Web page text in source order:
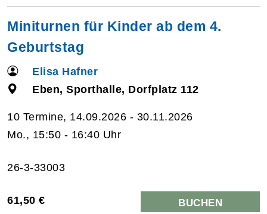
Miniturnen für Kinder ab dem 4.
Geburtstag
Elisa Hafner
Eben, Sporthalle, Dorfplatz 112
10 Termine, 14.09.2026 - 30.11.2026
Mo., 15:50 - 16:40 Uhr
26-3-33003
61,50 € BUCHEN